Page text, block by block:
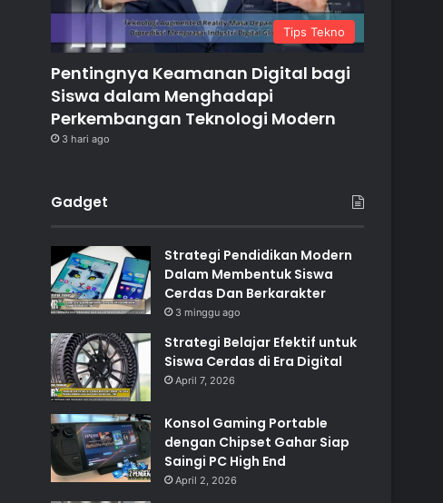
Tips Tekno
Pentingnya Keamanan Digital bagi
Siswa dalam Menghadapi
Perkembangan Teknologi Modern
3 hari ago
Gadget
Strategi Pendidikan Modern
Dalam Membentuk Siswa
Cerdas Dan Berkarakter
3 minggu ago
Strategi Belajar Efektif untuk
Siswa Cerdas di Era Digital
April 7, 2026
Konsol Gaming Portable
dengan Chipset Gahar Siap
Saingi PC High End
April 2, 2026